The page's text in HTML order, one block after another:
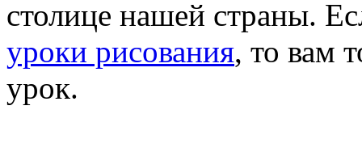
столице нашей страны.
уроки рисования, то вам
урок.